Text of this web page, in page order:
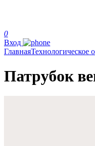
0
Вход
ГлавнаяТехнологическое
Патрубок